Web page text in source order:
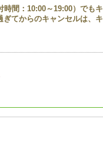
時間：10:00～19:00）でも
てからのキャンセルは、